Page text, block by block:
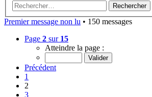
Rechercher
Premier message non lu • 150 messages
Page 2 sur 15
Atteindre la page :
Précédent
1
2
3